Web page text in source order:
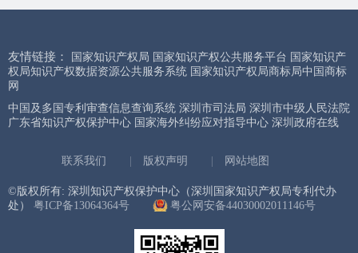
友情链接： 国家知识产权局 国家知识产权公共服务平台 国家知识产
权局知识产权数据资源公共服务系统 国家知识产权局商标局中国商标
网
中国及多国专利审查信息查询系统 深圳市司法局 深圳市中级人民法院
广东省知识产权保护中心 国家海外纠纷应对指导中心 深圳政府在线
联系我们 | 版权声明 | 网站地图
©版权所有: 深圳知识产权保护中心（深圳国家知识产权局专利代办
处） 粤ICP备13064364号 粤公网安备44030002011146号